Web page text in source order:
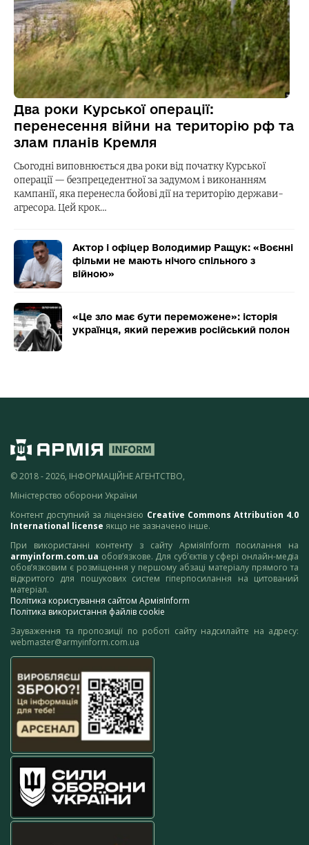
Два роки Курської операції:
перенесення війни на територію рф та
злам планів Кремля
Сьогодні виповнюється два роки від початку Курської
операції — безпрецедентної за задумом і виконанням
кампанії, яка перенесла бойові дії на територію держави-
агресора. Цей крок…
Актор і офіцер Володимир Ращук: «Воєнні
фільми не мають нічого спільного з
війною»
«Це зло має бути переможене»: історія
українця, який пережив російський полон
© 2018 - 2026, ІНФОРМАЦІЙНЕ АГЕНТСТВО,
Міністерство оборони України
Контент доступний за ліцензією Creative Commons Attribution 4.0
International license якщо не зазначено інше.
При використанні контенту з сайту АрміяInform посилання на
armyinform.com.ua обов’язкове. Для суб’єктів у сфері онлайн-медіа
обов’язковим є розміщення у першому абзаці матеріалу прямого та
відкритого для пошукових систем гіперпосилання на цитований
матеріал.
Політика користування сайтом АрміяInform
Політика використання файлів cookie
Зауваження та пропозиції по роботі сайту надсилайте на адресу:
webmaster@armyinform.com.ua